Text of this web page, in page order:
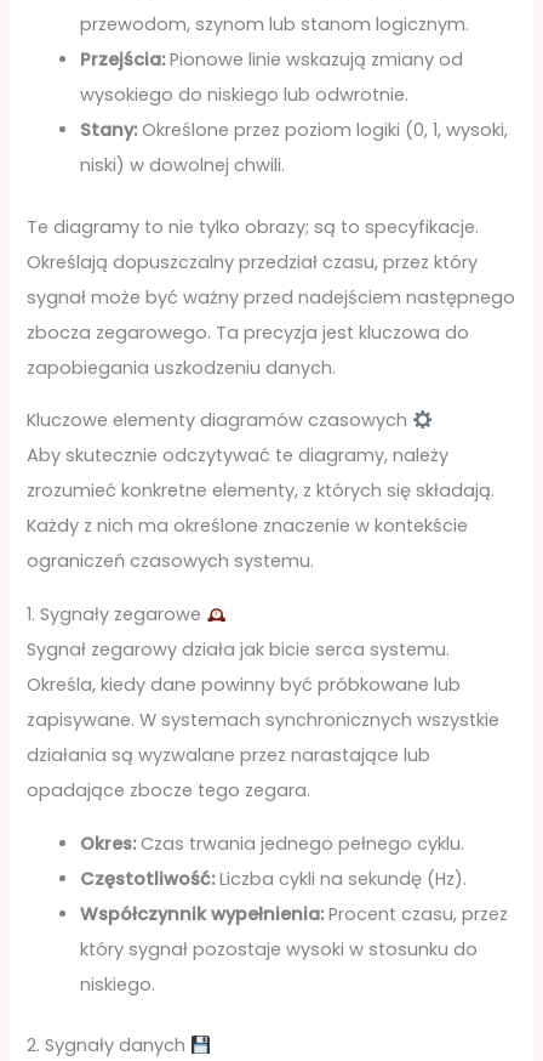
przewodom, szynom lub stanom logicznym.
Przejścia:Pionowe linie wskazują zmiany od
wysokiego do niskiego lub odwrotnie.
Stany:Określone przez poziom logiki (0, 1, wysoki,
niski) w dowolnej chwili.
Te diagramy to nie tylko obrazy; są to specyfikacje.
Określają dopuszczalny przedział czasu, przez który
sygnał może być ważny przed nadejściem następnego
zbocza zegarowego. Ta precyzja jest kluczowa do
zapobiegania uszkodzeniu danych.
Kluczowe elementy diagramów czasowych
Aby skutecznie odczytywać te diagramy, należy
zrozumieć konkretne elementy, z których się składają.
Każdy z nich ma określone znaczenie w kontekście
ograniczeń czasowych systemu.
1. Sygnały zegarowe
Sygnał zegarowy działa jak bicie serca systemu.
Określa, kiedy dane powinny być próbkowane lub
zapisywane. W systemach synchronicznych wszystkie
działania są wyzwalane przez narastające lub
opadające zbocze tego zegara.
Okres:Czas trwania jednego pełnego cyklu.
Częstotliwość:Liczba cykli na sekundę (Hz).
Współczynnik wypełnienia:Procent czasu, przez
który sygnał pozostaje wysoki w stosunku do
niskiego.
2. Sygnały danych